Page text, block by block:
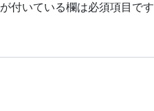
が付いている欄は必須項目です